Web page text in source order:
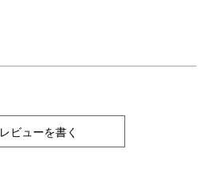
レビューを書く